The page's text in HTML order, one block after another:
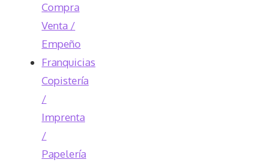
Compra
Venta /
Empeño
Franquicias
Copistería
/
Imprenta
/
Papelería